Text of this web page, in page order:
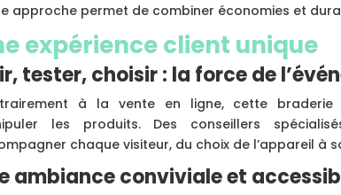
approche permet de combiner économies et
expérience client unique
tester, choisir : la force de
à la vente en ligne, cette
les produits. Des conseillers
chaque visiteur, du choix de l’appareil à
ambiance conviviale et